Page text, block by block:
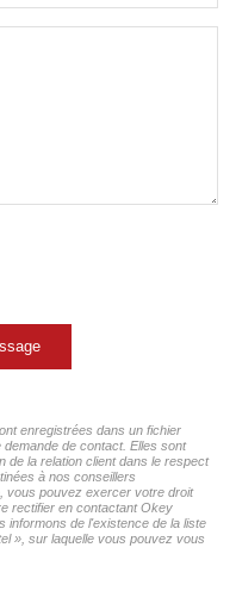
enregistrées dans un fichier
de contact. Elles sont
de la relation client dans le respect
à nos conseillers
vous pouvez exercer votre droit
rectifier en contactant Okey
informons de l'existence de la liste
», sur laquelle vous pouvez vous